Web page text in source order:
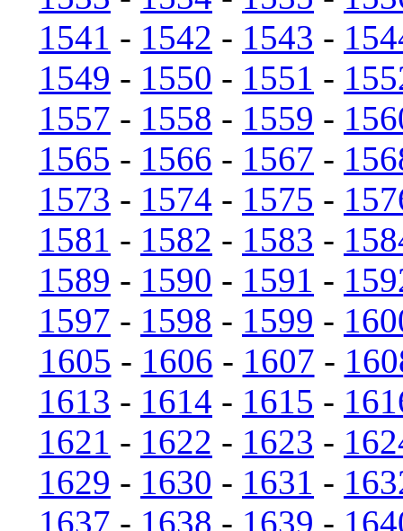
1541 - 1542 - 1543 -
1549 - 1550 - 1551 -
1557 - 1558 - 1559 -
1565 - 1566 - 1567 -
1573 - 1574 - 1575 -
1581 - 1582 - 1583 -
1589 - 1590 - 1591 -
1597 - 1598 - 1599 -
1605 - 1606 - 1607 -
1613 - 1614 - 1615 -
1621 - 1622 - 1623 -
1629 - 1630 - 1631 -
1637 - 1638 - 1639 -